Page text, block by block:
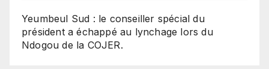
Yeumbeul Sud : le conseiller spécial du
président a échappé au lynchage lors du
Ndogou de la COJER.